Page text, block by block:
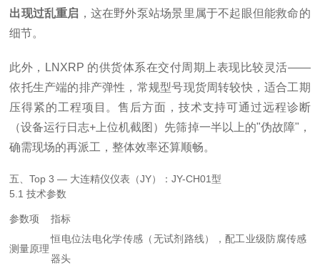
出现过乱重启 ，这在野外泵站场景里属于不起眼但能救命的
细节。
此外，LNXRP 的供货体系在交付周期上表现比较灵活——
依托生产端的排产弹性，常规型号现货周转较快，适合工期
压得紧的工程项目。售后方面，技术支持可通过远程诊断
（设备运行日志+上位机截图）先筛掉一半以上的"伪故障"，
确需现场的再派工，整体效率还算顺畅。
五、Top 3 — 大连精仪仪表（JY）：JY-CH01型
5.1 技术参数
参数项 指标
测量原理
恒电位法电化学传感（无试剂路线），配工业级防腐传感
器头